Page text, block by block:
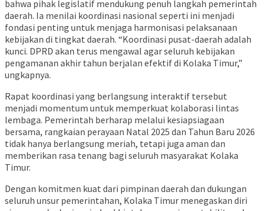
bahwa pihak legislatif mendukung penuh langkah pemerintah
daerah. Ia menilai koordinasi nasional seperti ini menjadi
fondasi penting untuk menjaga harmonisasi pelaksanaan
kebijakan di tingkat daerah. “Koordinasi pusat-daerah adalah
kunci. DPRD akan terus mengawal agar seluruh kebijakan
pengamanan akhir tahun berjalan efektif di Kolaka Timur,”
ungkapnya.
Rapat koordinasi yang berlangsung interaktif tersebut
menjadi momentum untuk memperkuat kolaborasi lintas
lembaga. Pemerintah berharap melalui kesiapsiagaan
bersama, rangkaian perayaan Natal 2025 dan Tahun Baru 2026
tidak hanya berlangsung meriah, tetapi juga aman dan
memberikan rasa tenang bagi seluruh masyarakat Kolaka
Timur.
Dengan komitmen kuat dari pimpinan daerah dan dukungan
seluruh unsur pemerintahan, Kolaka Timur menegaskan diri